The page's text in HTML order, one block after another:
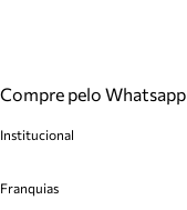
Compre pelo Whatsapp
Institucional
Cashback
Franquias